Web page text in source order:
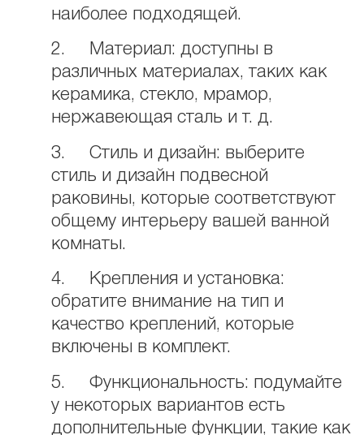
наиболее подходящей.
2. Материал: доступны в
различных материалах, таких как
керамика, стекло, мрамор,
нержавеющая сталь и т. д.
3. Стиль и дизайн: выберите
стиль и дизайн подвесной
раковины, которые соответствуют
общему интерьеру вашей ванной
комнаты.
4. Крепления и установка:
обратите внимание на тип и
качество креплений, которые
включены в комплект.
5. Функциональность: подумайте
у некоторых вариантов есть
дополнительные функции, такие как